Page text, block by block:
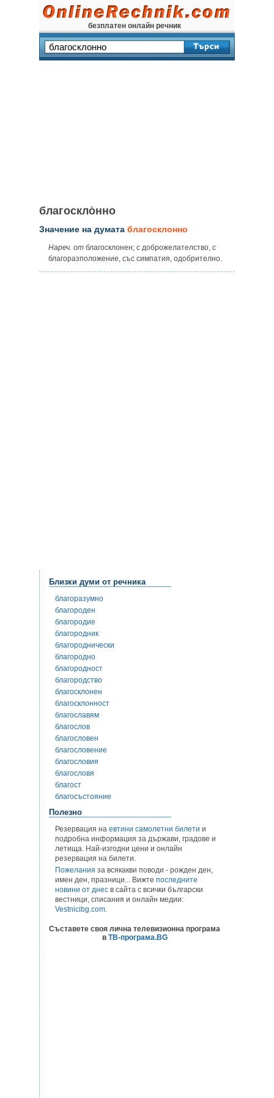
безплатен онлайн речник
благоскло̀нно
Значение на думата благосклонно
Нареч. от благосклонен; с доброжелателство, с
благоразположение, със симпатия, одобрително.
Близки думи от речника
благоразумно
благороден
благородие
благородник
благороднически
благородно
благородност
благородство
благосклонен
благосклонност
благославям
благослов
благословен
благословение
благословия
благословя
благост
благосъстояние
Полезно
Резервация на евтини самолетни билети и
подробна информация за държави, градове и
летища. Най-изгодни цени и онлайн
резервация на билети.
Пожелания за всякакви поводи - рожден ден,
имен ден, празници... Вижте последните
новини от днес в сайта с всички български
вестници, списания и онлайн медии:
Vestnicibg.com.
Съставете своя лична телевизионна програма
в ТВ-програма.BG